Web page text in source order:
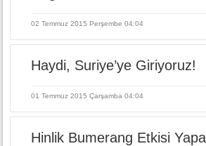
02 Temmuz 2015 Perşembe 04:04
Haydi, Suriye’ye Giriyoruz!
01 Temmuz 2015 Çarşamba 04:04
Hinlik Bumerang Etkisi